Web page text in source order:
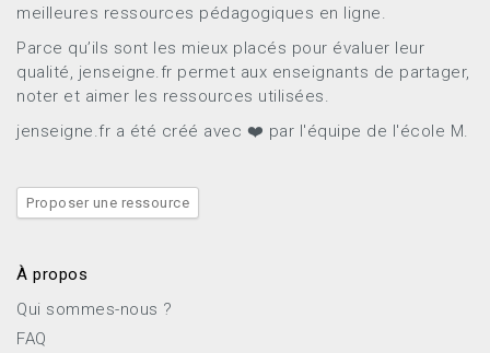
meilleures ressources pédagogiques en ligne.
Parce qu’ils sont les mieux placés pour évaluer leur
qualité, jenseigne.fr permet aux enseignants de partager,
noter et aimer les ressources utilisées.
jenseigne.fr a été créé avec ❤️ par l'équipe de l'école M.
Proposer une ressource
À propos
Qui sommes-nous ?
FAQ